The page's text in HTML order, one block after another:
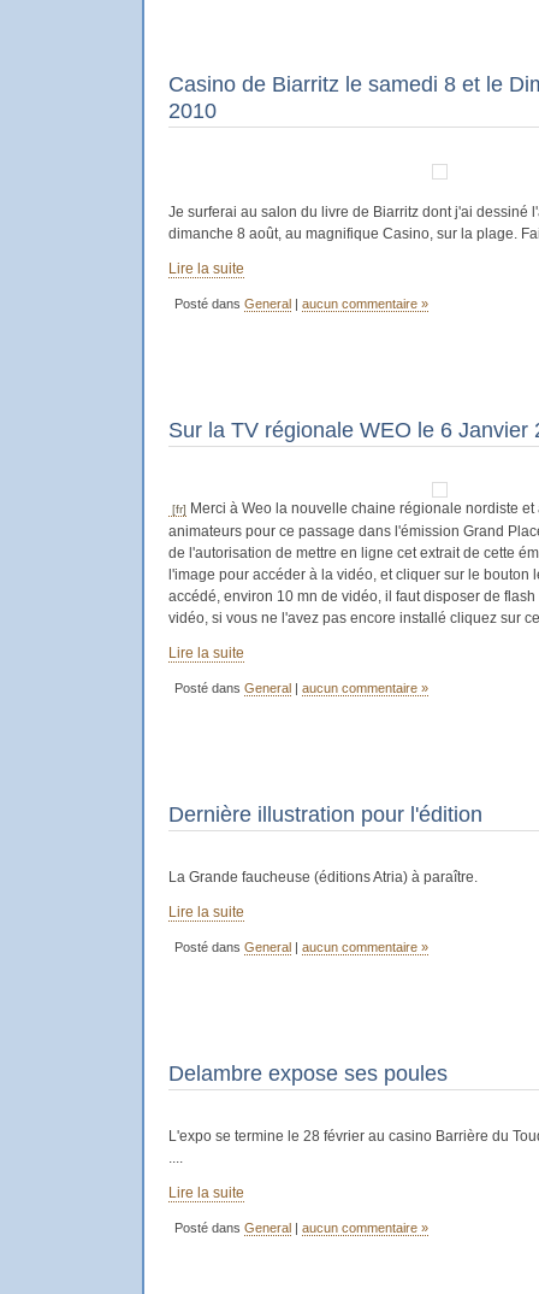
Casino de Biarritz le samedi 8 et le
2010
Je surferai au salon du livre de Biarritz dont j'ai dessiné
dimanche 8 août, au magnifique Casino, sur la plage.
Lire la suite
Posté dans General | aucun commentaire »
Sur la TV régionale WEO le 6 Janvier
Merci à Weo la nouvelle chaine régionale nordiste
animateurs pour ce passage dans l'émission Grand
de l'autorisation de mettre en ligne cet extrait de cette
l'image pour accéder à la vidéo, et cliquer sur le bouton
accédé, environ 10 mn de vidéo, il faut disposer de
vidéo, si vous ne l'avez pas encore installé cliquez sur
Lire la suite
Posté dans General | aucun commentaire »
Dernière illustration pour l'édition
La Grande faucheuse (éditions Atria) à paraître.
Lire la suite
Posté dans General | aucun commentaire »
Delambre expose ses poules
L'expo se termine le 28 février au casino Barrière du
....
Lire la suite
Posté dans General | aucun commentaire »